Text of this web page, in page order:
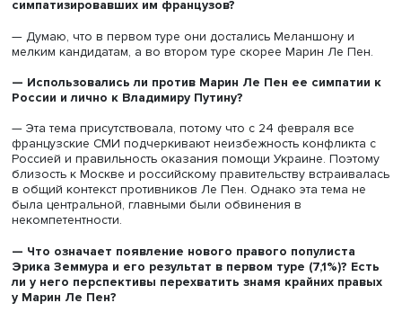
сейчас уверены, что они будут жить хуже, поэтому
факторы играли минимальную роль, и выборы были
полностью внутриполитическими.
— Меланшон, представитель радикальных левых,
вышел во второй тур. Отражает ли это кризис
— Это скорее отражает общий кризис традиционных
французской политики в целом. Франция не одинока: в
Германии традиционные партии тоже потряхивает, хотя и
меньше, чем во Франции.
— Возможно ли возрождение социалистов на базе
авторитетных профсоюзов, имеющих во Франции
значительный вес?